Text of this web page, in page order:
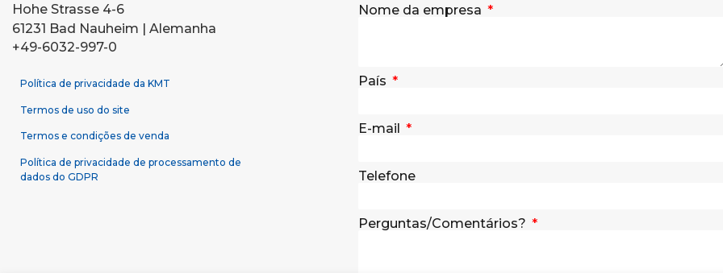
Hohe Strasse 4-6
61231 Bad Nauheim | Alemanha
+49-6032-997-0
Política de privacidade da KMT
Termos de uso do site
Termos e condições de venda
Política de privacidade de processamento de
dados do GDPR
Nome da empresa
País
E-mail
Telefone
Perguntas/Comentários?